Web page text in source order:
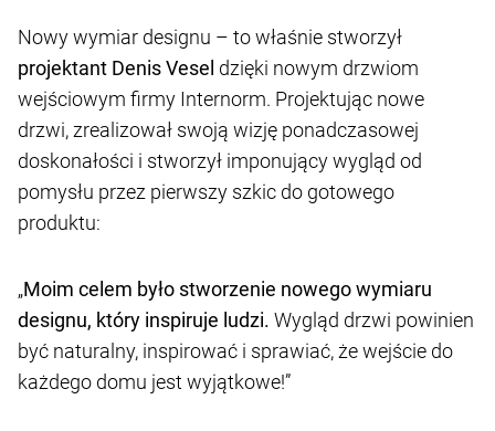
Nowy wymiar designu – to właśnie stworzył
projektant Denis Vesel dzięki nowym drzwiom
wejściowym firmy Internorm. Projektując nowe
drzwi, zrealizował swoją wizję ponadczasowej
doskonałości i stworzył imponujący wygląd od
pomysłu przez pierwszy szkic do gotowego
produktu:
„Moim celem było stworzenie nowego wymiaru
designu, który inspiruje ludzi. Wygląd drzwi powinien
być naturalny, inspirować i sprawiać, że wejście do
każdego domu jest wyjątkowe!”